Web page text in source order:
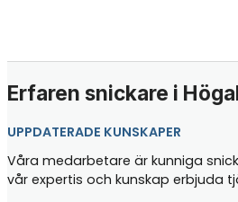
Erfaren snickare i
UPPDATERADE KUNSKAPER
Våra medarbetare är kunniga
vår expertis och kunskap erbjuda